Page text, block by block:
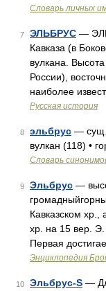
Словарь личных
7 ЭЛЬБРУС —
Кавказа (в
вулкана.
России),
наиболее
Русская история
8 эльбрус —
вулкан (118) •
Словарь
9 Эльбрус —
Кавказском хр.,
хр. на 15 вер.
Первая
Энциклопедия
10 Эльбрус-S —